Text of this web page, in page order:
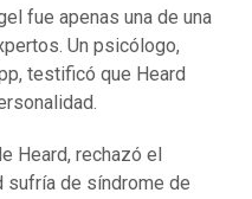
fue apenas una de una
Un psicólogo,
testificó que Heard
Heard, rechazó el
sufría de síndrome de